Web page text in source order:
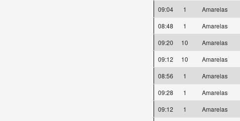
09:04
1 Amarelas
08:48
1 Amarelas
09:20
10 Amarelas
09:12
10 Amarelas
08:56
1 Amarelas
09:28
1 Amarelas
09:12
1 Amarelas